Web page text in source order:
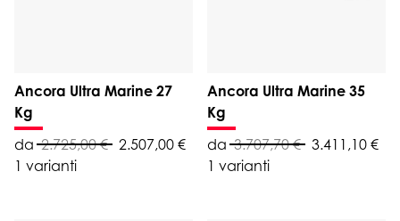
Ancora Ultra Marine 27
Kg
da 2.725,00 € 2.507,00 €
1 varianti
Ancora Ultra Marine 35
Kg
da 3.707,70 € 3.411,10 €
1 varianti